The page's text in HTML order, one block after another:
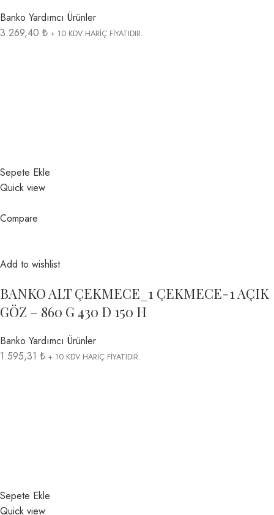
Banko Yardımcı Ürünler
3.269,40 ₺ + 10 KDV HARİÇ FİYATIDIR.
Sepete Ekle
Quick view
Compare
Add to wishlist
BANKO ALT ÇEKMECE_1 ÇEKMECE-1 AÇIK
GÖZ – 860 G 430 D 150 H
Banko Yardımcı Ürünler
1.595,31 ₺ + 10 KDV HARİÇ FİYATIDIR.
Sepete Ekle
Quick view